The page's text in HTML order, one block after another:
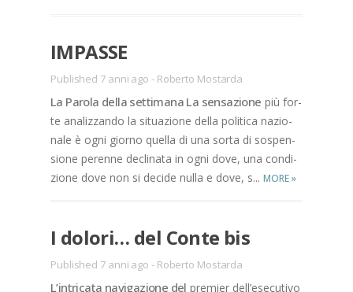
IM­PAS­SE
Published 7 anni ago - Roberto Mostarda
La Pa­ro­la del­la set­ti­ma­na La sen­sa­zio­ne più for­
te ana­liz­zan­do la si­tua­zio­ne del­la po­li­ti­ca na­zio­
na­le è ogni gior­no quel­la di una sor­ta di so­spen­
sio­ne pe­ren­ne de­cli­na­ta in ogni dove, una con­di­
zio­ne dove non si de­ci­de nul­la e dove, s... MORE»
I do­lo­ri… del Con­te bis
Published 7 anni ago - Roberto Mostarda
L’in­tri­ca­ta na­vi­ga­zio­ne del pre­mier del­l’e­se­cu­ti­vo